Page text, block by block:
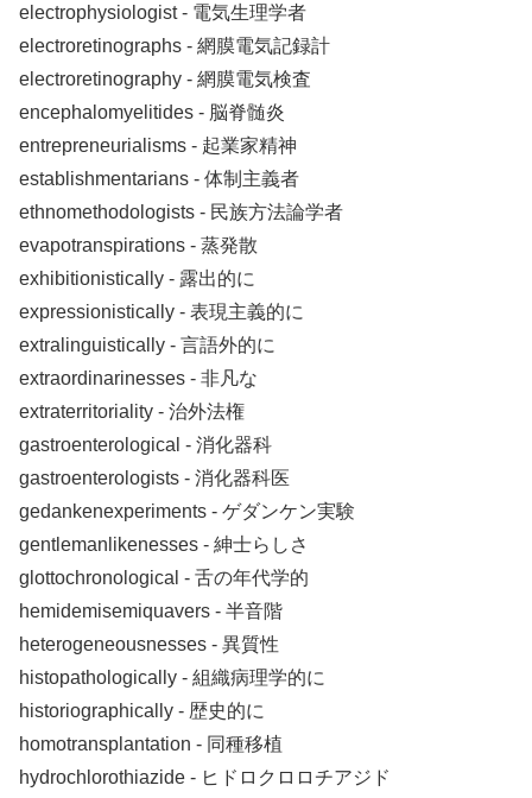
electrophysiologist ‐ 電気生理学者
electroretinographs ‐ 網膜電気記録計
electroretinography ‐ 網膜電気検査
encephalomyelitides ‐ 脳脊髄炎
entrepreneurialisms ‐ 起業家精神
establishmentarians ‐ 体制主義者
ethnomethodologists ‐ 民族方法論学者
evapotranspirations ‐ 蒸発散
exhibitionistically ‐ 露出的に
expressionistically ‐ 表現主義的に
extralinguistically ‐ 言語外的に
extraordinarinesses ‐ 非凡な
extraterritoriality ‐ 治外法権
gastroenterological ‐ 消化器科
gastroenterologists ‐ 消化器科医
gedankenexperiments ‐ ゲダンケン実験
gentlemanlikenesses ‐ 紳士らしさ
glottochronological ‐ 舌の年代学的
hemidemisemiquavers ‐ 半音階
heterogeneousnesses ‐ 異質性
histopathologically ‐ 組織病理学的に
historiographically ‐ 歴史的に
homotransplantation ‐ 同種移植
hydrochlorothiazide ‐ ヒドロクロロチアジド